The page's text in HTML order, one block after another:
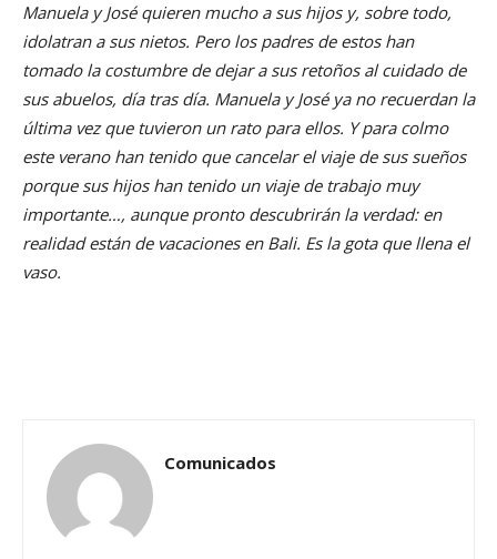
Manuela y José quieren mucho a sus hijos y, sobre todo,
idolatran a sus nietos. Pero los padres de estos han
tomado la costumbre de dejar a sus retoños al cuidado de
sus abuelos, día tras día. Manuela y José ya no recuerdan la
última vez que tuvieron un rato para ellos. Y para colmo
este verano han tenido que cancelar el viaje de sus sueños
porque sus hijos han tenido un viaje de trabajo muy
importante…, aunque pronto descubrirán la verdad: en
realidad están de vacaciones en Bali. Es la gota que llena el
vaso.
Comunicados